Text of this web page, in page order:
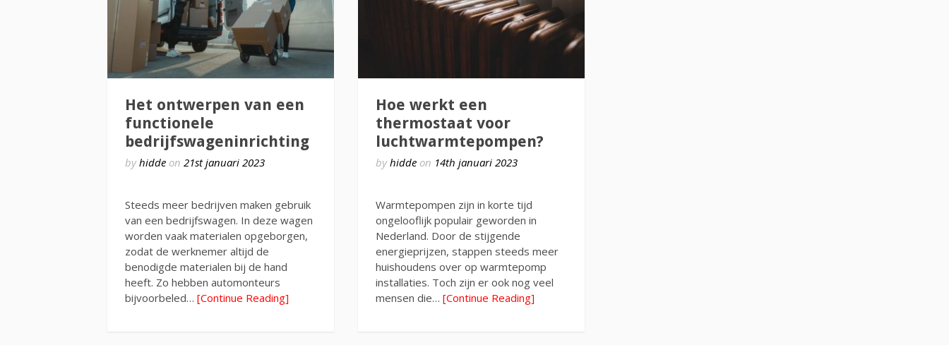
Het ontwerpen van een
functionele
bedrijfswageninrichting
byhidde on 21st januari 2023
Steeds meer bedrijven maken gebruik
van een bedrijfswagen. In deze wagen
worden vaak materialen opgeborgen,
zodat de werknemer altijd de
benodigde materialen bij de hand
heeft. Zo hebben automonteurs
bijvoorbeled… [Continue Reading]
Hoe werkt een
thermostaat voor
luchtwarmtepompen?
byhiddeon 14th januari 2023
Warmtepompen zijn in korte tijd
ongelooflijk populair geworden in
Nederland. Door de stijgende
energieprijzen, stappen steeds meer
huishoudens over op warmtepomp
installaties. Toch zijn er ook nog veel
mensen die… [Continue Reading]